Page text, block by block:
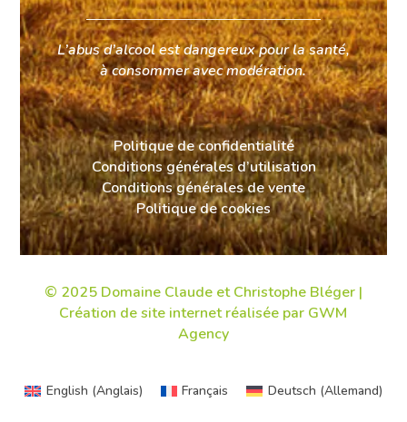
L’abus d’alcool est dangereux pour la santé,
à consommer avec modération.
Politique de confidentialité
Conditions générales d’utilisation
Conditions générales de vente
Politique de cookies
© 2025 Domaine Claude et Christophe Bléger |
Création de site internetréalisée par GWM
Agency
English (Anglais) Français Deutsch (Allemand)